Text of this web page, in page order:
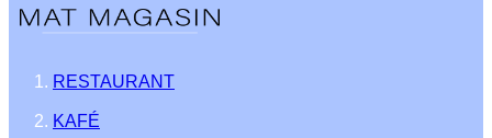
RESTAURANT
KAFÉ